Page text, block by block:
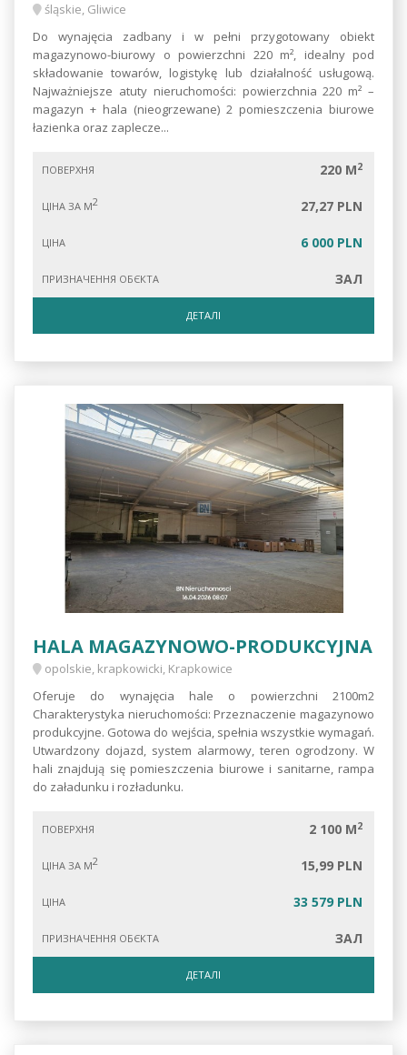
śląskie, Gliwice
Do wynajęcia zadbany i w pełni przygotowany obiekt
magazynowo-biurowy o powierzchni 220 m², idealny pod
składowanie towarów, logistykę lub działalność usługową.
Najważniejsze atuty nieruchomości: powierzchnia 220 m² –
magazyn + hala (nieogrzewane) 2 pomieszczenia biurowe
łazienka oraz zaplecze...
ПОВЕРХНЯ 220 M2
ЦІНА ЗА М2 27,27 PLN
ЦІНА 6 000 PLN
ПРИЗНАЧЕННЯ ОБЄКТА ЗАЛ
ДЕТАЛІ
HALA MAGAZYNOWO-PRODUKCYJNA
opolskie, krapkowicki, Krapkowice
Oferuje do wynajęcia hale o powierzchni 2100m2
Charakterystyka nieruchomości: Przeznaczenie magazynowo
produkcyjne. Gotowa do wejścia, spełnia wszystkie wymagań.
Utwardzony dojazd, system alarmowy, teren ogrodzony. W
hali znajdują się pomieszczenia biurowe i sanitarne, rampa
do załadunku i rozładunku.
ПОВЕРХНЯ 2 100 M2
ЦІНА ЗА М2 15,99 PLN
ЦІНА 33 579 PLN
ПРИЗНАЧЕННЯ ОБЄКТА ЗАЛ
ДЕТАЛІ